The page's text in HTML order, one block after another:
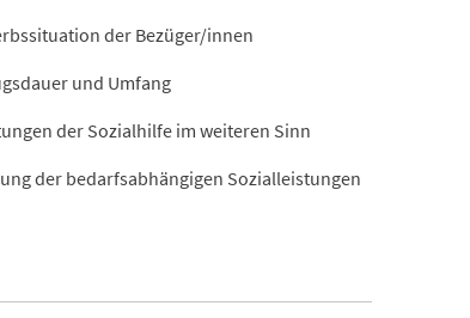
der Bezüger/innen
und Umfang
der Sozialhilfe im weiteren Sinn
der bedarfsabhängigen Sozialleistungen